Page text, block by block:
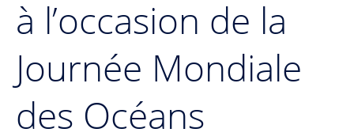
à l’occasion de la
Journée Mondiale
des Océans